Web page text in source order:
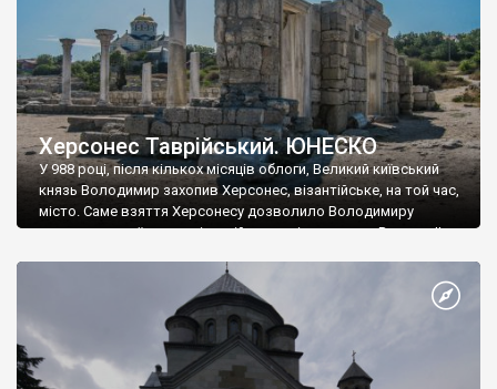
Херсонес Таврійський. ЮНЕСКО
У 988 році, після кількох місяців облоги, Великий київський
князь Володимир захопив Херсонес, візантійське, на той час,
місто. Саме взяття Херсонесу дозволило Володимиру
диктувати свої умови візантійському імператору Василю ІІ, та
Херсонесі Володимир-язичник, став Василем-християнином.
А потім було Хрещення Русі. На честь Херсонесу Таврійського